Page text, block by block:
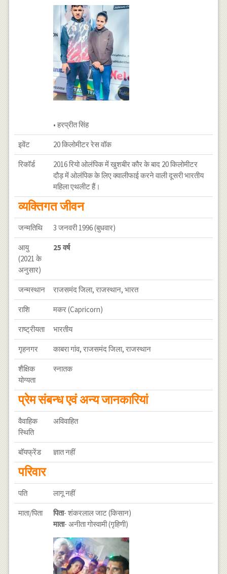
• हरप्रीत सिंह
इवेंट 20 किलोमीटर रेस वॉक
रिकॉर्ड
2016 रियो ओलंपिक में खुशबीर कौर के बाद 20 किलोमीटर
दौड़ में ओलंपिक के लिए क्वालीफाई करने वाली दूसरी भारतीय
महिला एथलीट हैं।
व्यक्तिगत जीवन
जन्मतिथि 3 जनवरी 1996 (बुधवार)
आयु
(2021 के
अनुसार)
25 वर्ष
जन्मस्थान राजसमंद जिला, राजस्थान, भारत
राशि मकर (Capricorn)
राष्ट्रीयता भारतीय
गृहनगर काबरा गांव, राजसमंद जिला, राजस्थान
शैक्षिक
योग्यता
स्नातक
प्रेम संबन्ध एवं अन्य जानकारियां
वैवाहिक
स्थिति
अविवाहित
बॉयफ्रेंड ज्ञात नहीं
परिवार
पति लागू नहीं
माता/पिता पिता- शंकरलाल जाट (किसान)
माता- अनीता गोस्वामी (गृहिणी)